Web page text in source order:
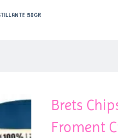
50GR
Brets
Froment